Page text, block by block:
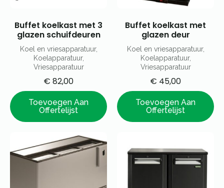
Koel en vriesapparatuur,
Koelapparatuur,
Vriesapparatuur
Buffet koelkast met 3
glazen schuifdeuren
€ 82,00
Toevoegen Aan
Offertelijst
Koel en vriesapparatuur,
Koelapparatuur,
Vriesapparatuur
Buffet koelkast met
glazen deur
€ 45,00
Toevoegen Aan
Offertelijst